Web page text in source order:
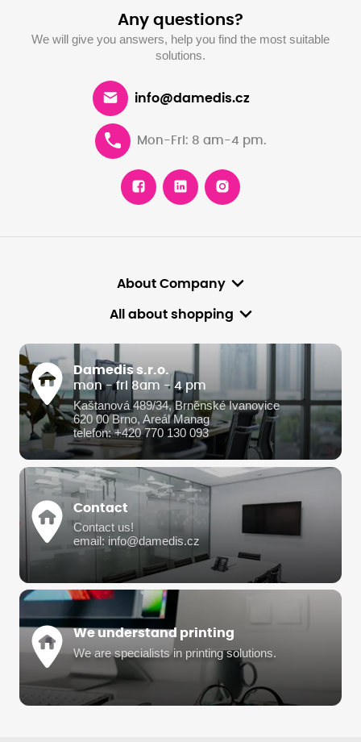
Any questions?
We will give you answers, help you find the most suitable
solutions.
info@damedis.cz
Mon-Fri: 8 am-4 pm.
About Company
All about shopping
Damedis s.r.o.
mon - fri 8am - 4 pm
Kaštanová 489/34, Brněnské Ivanovice
620 00 Brno, Areál Manag
telefon: +420 770 130 093
Contact
Contact us!
email: info@damedis.cz
We understand printing
We are specialists in printing solutions.